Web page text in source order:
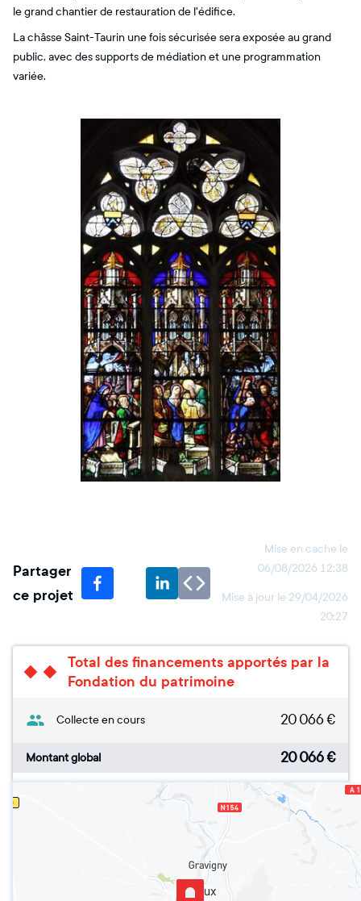
le grand chantier de restauration de l'édifice.
La châsse Saint-Taurin une fois sécurisée sera exposée au grand
public, avec des supports de médiation et une programmation
variée.
Partager
ce projet
Mise en cache le
06/08/2026 12:38
Mise à jour le 29/04/2026
20:27
Total des financements apportés par la
Fondation du patrimoine
Collecte en cours 20 066€
Montant global 20 066€